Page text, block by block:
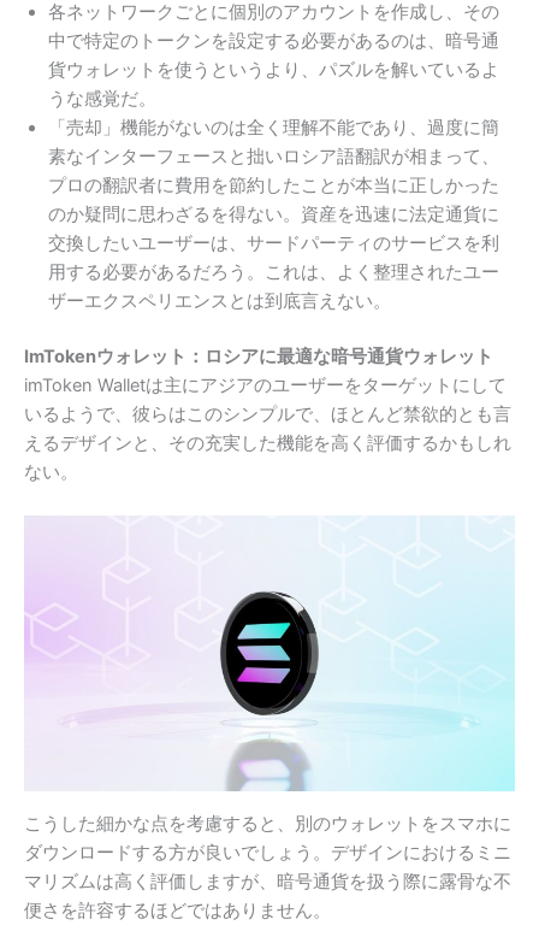
各ネットワークごとに個別のアカウントを作成し、その
中で特定のトークンを設定する必要があるのは、暗号通
貨ウォレットを使うというより、パズルを解いているよ
うな感覚だ。
「売却」機能がないのは全く理解不能であり、過度に簡
素なインターフェースと拙いロシア語翻訳が相まって、
プロの翻訳者に費用を節約したことが本当に正しかった
のか疑問に思わざるを得ない。資産を迅速に法定通貨に
交換したいユーザーは、サードパーティのサービスを利
用する必要があるだろう。これは、よく整理されたユー
ザーエクスペリエンスとは到底言えない。
ImTokenウォレット：ロシアに最適な暗号通貨ウォレット
imToken Walletは主にアジアのユーザーをターゲットにして
いるようで、彼らはこのシンプルで、ほとんど禁欲的とも言
えるデザインと、その充実した機能を高く評価するかもしれ
ない。
こうした細かな点を考慮すると、別のウォレットをスマホに
ダウンロードする方が良いでしょう。デザインにおけるミニ
マリズムは高く評価しますが、暗号通貨を扱う際に露骨な不
便さを許容するほどではありません。